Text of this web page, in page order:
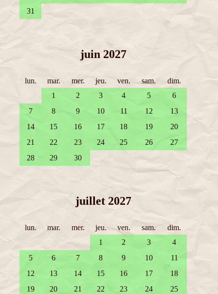
31
juin 2027
lun. mar. mer. jeu. ven. sam.
dim.
1
2 3 4 5
6
7
8 9 10 11 12
13
14
15 16 17 18 19
20
21
22 23 24 25 26
27
28
29 30
juillet 2027
lun. mar. mer. jeu. ven. sam.
dim.
1
2 3
4
5
6 7 8 9 10
11
12
13 14 15 16 17
18
19
20 21 22 23 24 25